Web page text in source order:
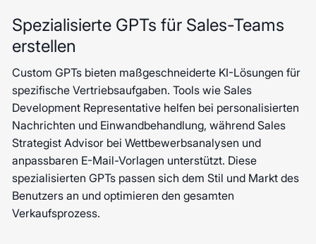
Spezialisierte GPTs für Sales-Teams
erstellen
Custom GPTs bieten maßgeschneiderte KI-Lösungen für
spezifische Vertriebsaufgaben. Tools wie Sales
Development Representative helfen bei personalisierten
Nachrichten und Einwandbehandlung, während Sales
Strategist Advisor bei Wettbewerbsanalysen und
anpassbaren E-Mail-Vorlagen unterstützt. Diese
spezialisierten GPTs passen sich dem Stil und Markt des
Benutzers an und optimieren den gesamten
Verkaufsprozess.